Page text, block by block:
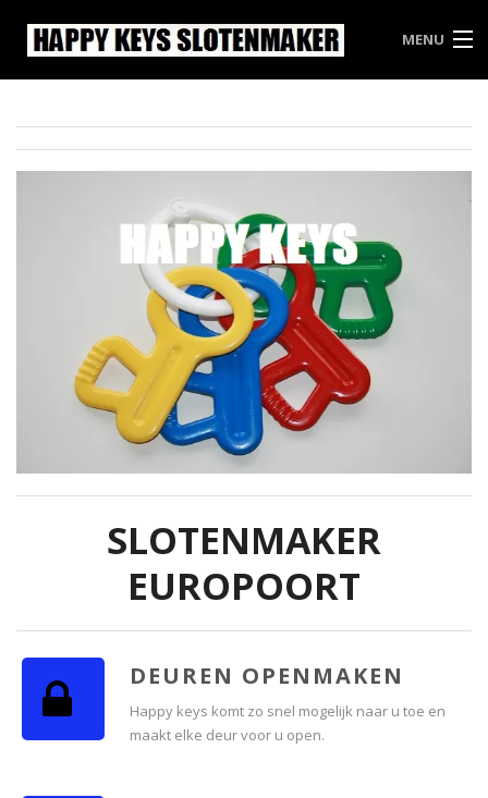
MENU
WEES INBREKERS EEN STAPJE VOOR
VRIJBLIJVENDE OFFERTE
SLOTENMAKER
EUROPOORT
DEUREN OPENMAKEN
Happy keys komt zo snel mogelijk naar u toe en
maakt elke deur voor u open.